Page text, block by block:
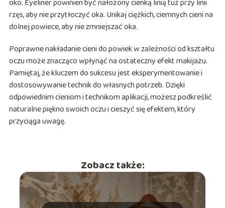
oko. Eyeliner powinien być nałożony cienką linią tuż przy linii
rzęs, aby nie przytłoczyć oka. Unikaj ciężkich, ciemnych cieni na
dolnej powiece, aby nie zmniejszać oka.
Poprawne nakładanie cieni do powiek w zależności od kształtu
oczu może znacząco wpłynąć na ostateczny efekt makijażu.
Pamiętaj, że kluczem do sukcesu jest eksperymentowanie i
dostosowywanie technik do własnych potrzeb. Dzięki
odpowiednim cieniom i technikom aplikacji, możesz podkreślić
naturalne piękno swoich oczu i cieszyć się efektem, który
przyciąga uwagę.
Zobacz także: